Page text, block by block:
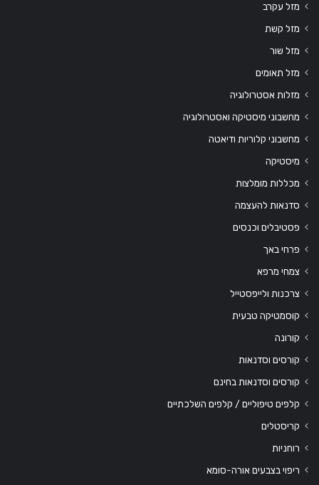
מזל עקרב
מזל קשת
מזל שור
מזל תאומים
מזלות אסטרולוגיה
מחשבוני מיסטיקה ואסטרולוגיה
מחשבוני קלוריות ודיאטה
מיסטיקה
מכללות מומלצות
סדנאות להעצמה
פסטיבלים וכנסים
פרחי באך
צמחי מרפא
צרכנות ולייפסטייל
קוסמטיקה טבעית
קורונה
קורסים וסדנאות
קורסים וסדנאות בחינם
קלפים טיפוליים / קלפים השלכתיים
קריסטלים
רוחניות
ריפוי בצבעים אורה-סומא